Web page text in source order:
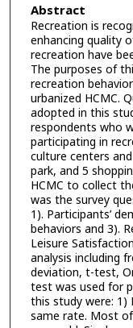
Abstract
Recreation is
enhancing quality
recreation have
The purposes of
recreation
urbanized HCMC.
adopted in this
respondents who
participating in
culture centers
park, and 5
HCMC to collect
was the survey
1). Participants’
behaviors and 3).
Leisure
analysis including
deviation, t-test,
test was used for
this study were: 1)
same rate. Most